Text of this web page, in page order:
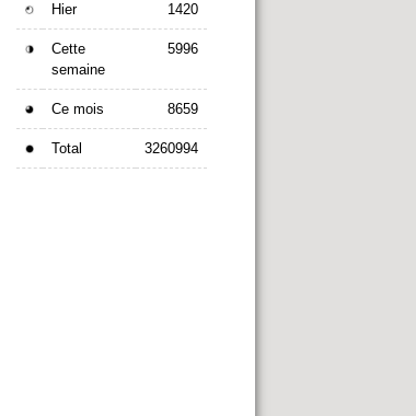
Hier 1420
Cette
semaine
5996
Ce mois 8659
Total 3260994